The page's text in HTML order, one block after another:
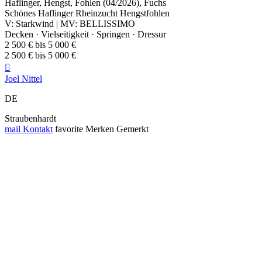
Haflinger, Hengst, Fohlen (04/2026), Fuchs
Schönes Haflinger Rheinzucht Hengstfohlen
V: Starkwind | MV: BELLISSIMO
Decken · Vielseitigkeit · Springen · Dressur
2 500 € bis 5 000 €
2 500 € bis 5 000 €

Joel Nittel
DE
Straubenhardt
mail Kontakt favorite Merken Gemerkt